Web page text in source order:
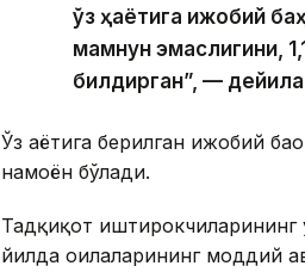
ўз ҳаётига ижобий
мамнун эмаслигини,
билдирган”, —
Ўз ҳаётига берилган ижобий
намоён бўлади.
Тадқиқот иштирокчиларининг
йилда оилаларининг моддий